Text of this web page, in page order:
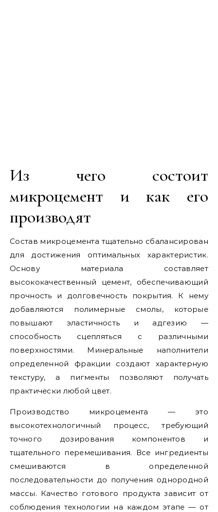
Из чего состоит
микроцемент и как его
производят
Состав микроцемента тщательно сбалансирован
для достижения оптимальных характеристик.
Основу материала составляет
высококачественный цемент, обеспечивающий
прочность и долговечность покрытия. К нему
добавляются полимерные смолы, которые
повышают эластичность и адгезию —
способность сцепляться с различными
поверхностями. Минеральные наполнители
определенной фракции создают характерную
текстуру, а пигменты позволяют получать
практически любой цвет.
Производство микроцемента — это
высокотехнологичный процесс, требующий
точного дозирования компонентов и
тщательного перемешивания. Все ингредиенты
смешиваются в определенной
последовательности до получения однородной
массы. Качество готового продукта зависит от
соблюдения технологии на каждом этапе — от